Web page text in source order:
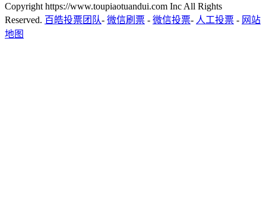
Copyright https://www.toupiaotuandui.com Inc All Rights
Reserved. 百皓投票团队- 微信刷票 - 微信投票- 人工投票 - 网站
地图